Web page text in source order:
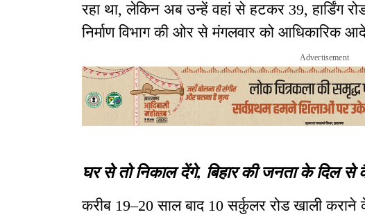
रहा था, लेकिन अब उन्हें वहां से हटकर 39, हार्डिंग
निर्माण विभाग की ओर से मंगलवार को आधिकारिक
Advertisement
घर से तो निकाल देंगे, बिहार की जनता के दिल से
करीब 19–20 साल बाद 10 सर्कुलर रोड खाली